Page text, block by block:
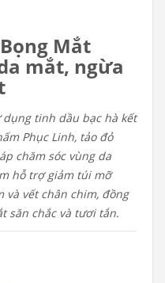
Mắt
mắt, ngừa
dụng tinh dầu bạc hà kết
Phục Linh, tảo đỏ
chăm sóc vùng da
hỗ trợ giảm túi mỡ
và vết chân chim, đồng
săn chắc và tươi tắn.